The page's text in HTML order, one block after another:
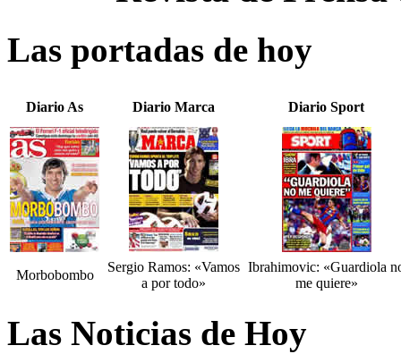
Las portadas de hoy
Diario As Diario Marca Diario Sport
Morbobombo
Sergio Ramos: «Vamos
a por todo»
Ibrahimovic: «Guardiola
me quiere»
Las Noticias de Hoy